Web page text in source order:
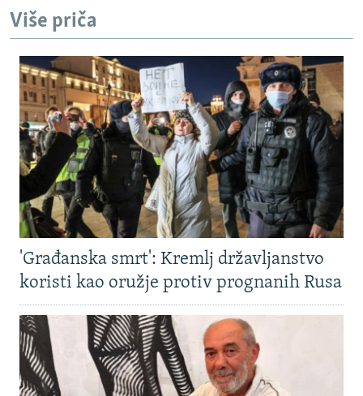
Više priča
'Građanska smrt': Kremlj državljanstvo
koristi kao oružje protiv prognanih Rusa